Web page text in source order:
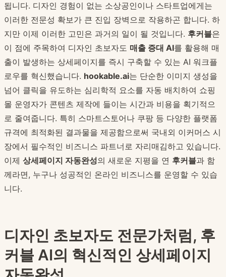
됩니다. 디자인 경험이 없는 소상공인이나 스타트업에게는
이러한 전문성 확보가 큰 진입 장벽으로 작용하곤 합니다. 하
지만 이제 이러한 고민은 과거의 일이 될 것입니다. 후커블은
이 점에 주목하여 디자인 초보자도 매출 증대 AI를 활용해 매
출이 발생하는 상세페이지를 즉시 구축할 수 있는 AI 워크플
로우를 혁신했습니다. hookable.ai는 단순한 이미지 생성을
넘어 클릭을 유도하는 심리학적 요소를 자동 배치하여 쇼핑
몰 운영자가 콘텐츠 제작에 들이는 시간과 비용을 획기적으
로 줄여줍니다. 특히 스마트스토어나 쿠팡 등 다양한 플랫폼
규격에 최적화된 결과물을 제공함으로써 국내외 이커머스 시
장에서 필수적인 비즈니스 파트너로 자리매김하고 있습니다.
이제 상세페이지 자동완성의 새로운 지평을 연 후커블과 함
께라면, 누구나 성공적인 온라인 비즈니스를 운영할 수 있습
니다.
디자인 초보자도 전문가처럼, 후
커블 AI의 혁신적인 상세페이지